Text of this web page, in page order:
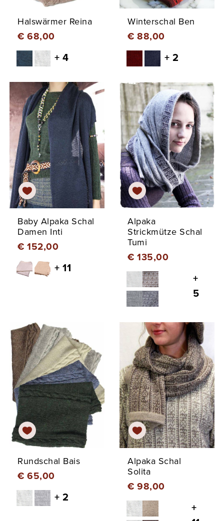
Halswärmer Reina
€ 68,00
+ 4
Winterschal Ben
€ 88,00
+ 2
Baby Alpaka Schal
Damen Inti
€ 152,00
+ 11
Alpaka
Strickmütze Schal
Tumi
€ 135,00
+
5
Rundschal Bais
€ 65,00
+ 2
Alpaka Schal
Solita
€ 98,00
+